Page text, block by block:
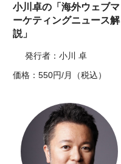
小川卓の「海外ウェブマ
ーケティングニュース解
説」
発行者：小川 卓
価格：550円/月（税込）